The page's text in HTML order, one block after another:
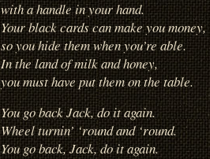
with a handle in your hand.
Your black cards can make you money,
so you hide them when you’re able.
In the land of milk and honey,
you must have put them on the table.
You go back Jack, do it again.
Wheel turnin’ ‘round and ‘round.
You go back, Jack, do it again.